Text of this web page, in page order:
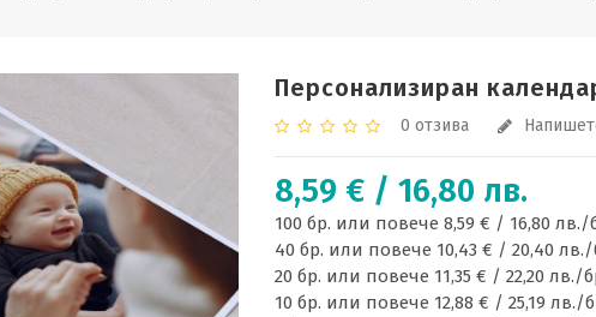
Персонализиран
0 отзива
8,59 € / 16,80 лв.
100 бр. или повече 8,59 € / 16,80 лв./
40 бр. или повече 10,43 € / 20,40 лв./
20 бр. или повече 11,35 € / 22,20 лв./
10 бр. или повече 12,88 € / 25,19 лв./